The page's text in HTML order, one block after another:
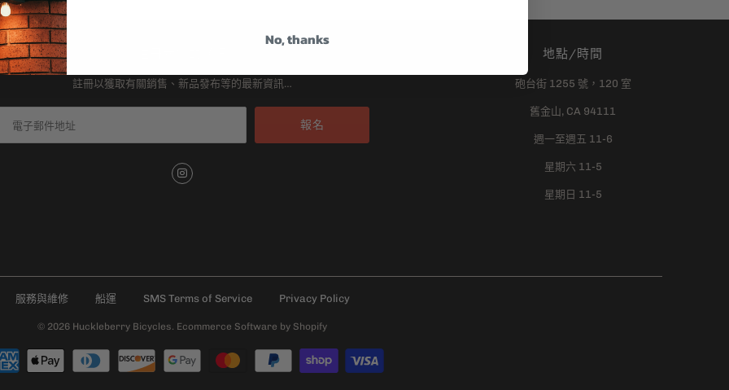
註冊以獲取有關銷售、新品發布等的最新資訊…
地點/時間
砲台街 1255 號，120 室
舊金山, CA 94111
週一至週五 11-6
星期六 11-5
星期日 11-5
服務與維修 船運 SMS Terms of Service Privacy Policy
© 2026 Huckleberry Bicycles. Ecommerce Software by Shopify
No, thanks